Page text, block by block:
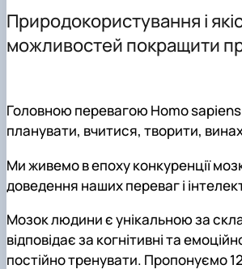
Responsible for the information
Schedule and timetable of classes
Work program for the educational
Preparation and defense of
Academic Integrity
Safe educational environment
Природокористування і
можливостей покращити
Головною перевагою Homo
планувати, вчитися, творити,
Ми живемо в епоху конкуренції
доведення наших переваг і
Мозок людини є унікальною за
відповідає за когнітивні та
постійно тренувати. Пропонуємо